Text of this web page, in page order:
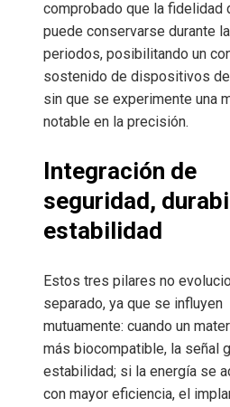
comprobado que la fidelidad
puede conservarse durante
periodos, posibilitando un
sostenido de dispositivos
sin que se experimente una
notable en la precisión.
Integración de
seguridad,
estabilidad
Estos tres pilares no
separado, ya que se influyen
mutuamente: cuando un
más biocompatible, la señal
estabilidad; si la energía se
con mayor eficiencia, el